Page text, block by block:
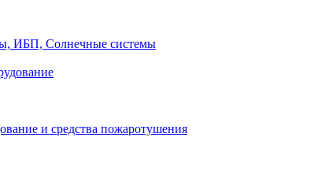
ИБП, Солнечные системы
и средства пожаротушения